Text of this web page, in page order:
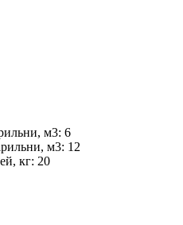
м3: 6
м3: 12
кг: 20